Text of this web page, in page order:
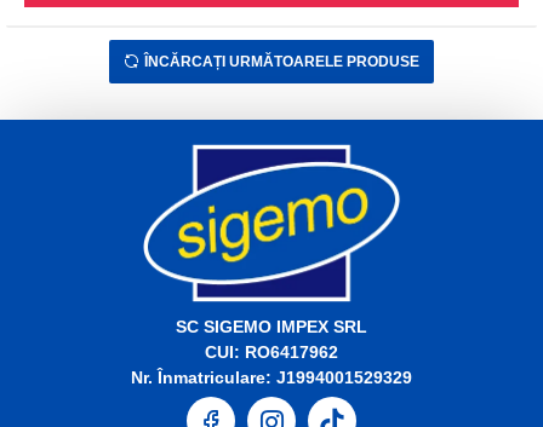
ÎNCĂRCAȚI URMĂTOARELE PRODUSE
SC SIGEMO IMPEX SRL
CUI: RO6417962
Nr. Înmatriculare: J1994001529329